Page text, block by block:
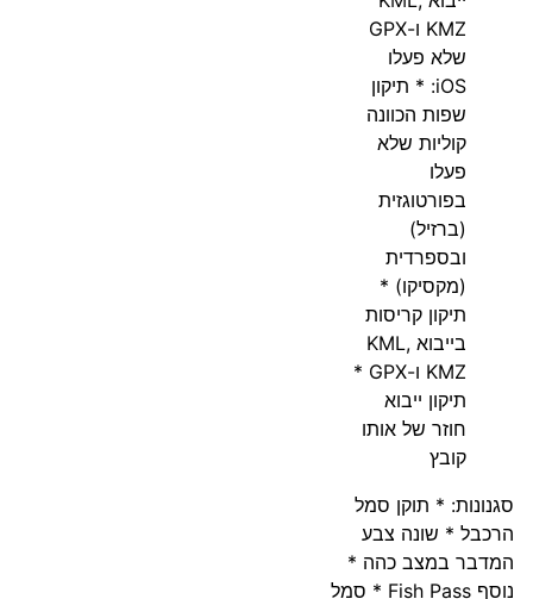
KMZ ו-GPX
שלא פעלו
iOS: * תיקון
שפות הכוונה
קוליות שלא
פעלו
בפורטוגזית
(ברזיל)
ובספרדית
(מקסיקו) *
תיקון קריסות
בייבוא KML,
KMZ ו-GPX *
תיקון ייבוא
חוזר של אותו
קובץ
סגנונות: * תוקן סמל
הרכבל * שונה צבע
המדבר במצב כהה *
נוסף Fish Pass * סמל